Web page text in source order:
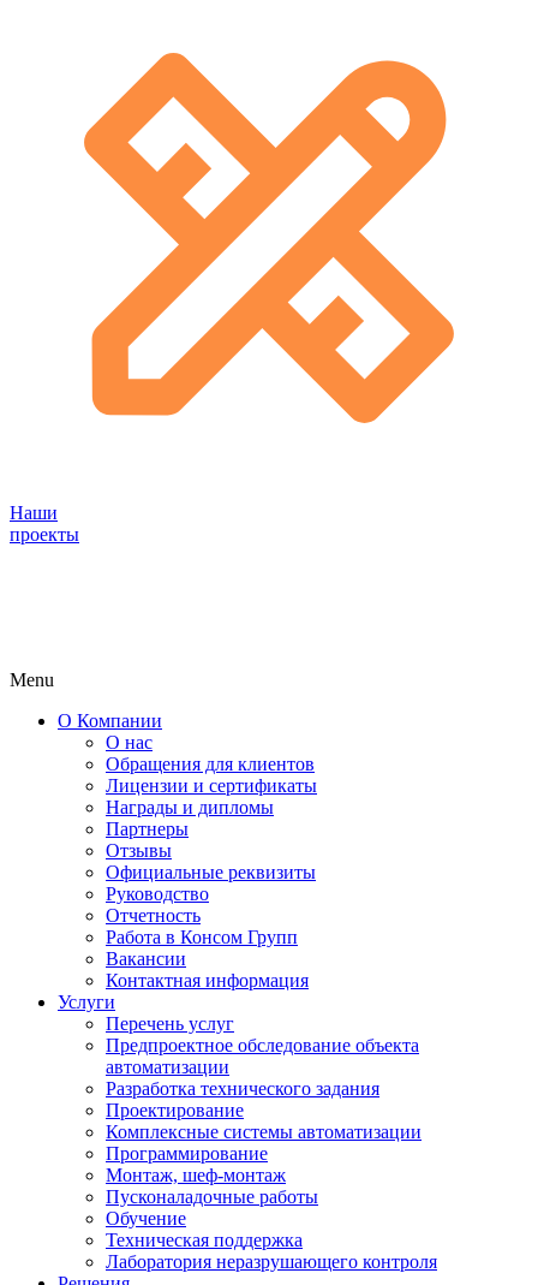
Наши
проекты
Menu
О Компании
О нас
Обращения для клиентов
Лицензии и сертификаты
Награды и дипломы
Партнеры
Отзывы
Официальные реквизиты
Руководство
Отчетность
Работа в Консом Групп
Вакансии
Контактная информация
Услуги
Перечень услуг
Предпроектное обследование объекта
автоматизации
Разработка технического задания
Проектирование
Комплексные системы автоматизации
Программирование
Монтаж, шеф-монтаж
Пусконаладочные работы
Обучение
Техническая поддержка
Лаборатория неразрушающего контроля